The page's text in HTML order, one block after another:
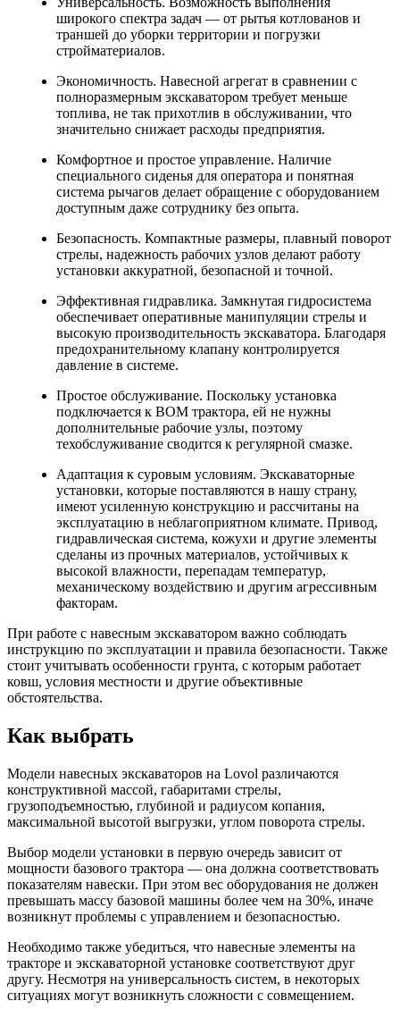
широкого спектра задач — от рытья котлованов и
траншей до уборки территории и погрузки
стройматериалов.
Экономичность. Навесной агрегат в сравнении с
полноразмерным экскаватором требует меньше
топлива, не так прихотлив в обслуживании, что
значительно снижает расходы предприятия.
Комфортное и простое управление. Наличие
специального сиденья для оператора и понятная
система рычагов делает обращение с оборудованием
доступным даже сотруднику без опыта.
Безопасность. Компактные размеры, плавный поворот
стрелы, надежность рабочих узлов делают работу
установки аккуратной, безопасной и точной.
Эффективная гидравлика. Замкнутая гидросистема
обеспечивает оперативные манипуляции стрелы и
высокую производительность экскаватора. Благодаря
предохранительному клапану контролируется
давление в системе.
Простое обслуживание. Поскольку установка
подключается к ВОМ трактора, ей не нужны
дополнительные рабочие узлы, поэтому
техобслуживание сводится к регулярной смазке.
Адаптация к суровым условиям. Экскаваторные
установки, которые поставляются в нашу страну,
имеют усиленную конструкцию и рассчитаны на
эксплуатацию в неблагоприятном климате. Привод,
гидравлическая система, кожухи и другие элементы
сделаны из прочных материалов, устойчивых к
высокой влажности, перепадам температур,
механическому воздействию и другим агрессивным
факторам.
При работе с навесным экскаватором важно соблюдать
инструкцию по эксплуатации и правила безопасности. Также
стоит учитывать особенности грунта, с которым работает
ковш, условия местности и другие объективные
обстоятельства.
Как выбрать
Модели навесных экскаваторов на Lovol различаются
конструктивной массой, габаритами стрелы,
грузоподъемностью, глубиной и радиусом копания,
максимальной высотой выгрузки, углом поворота стрелы.
Выбор модели установки в первую очередь зависит от
мощности базового трактора — она должна соответствовать
показателям навески. При этом вес оборудования не должен
превышать массу базовой машины более чем на 30%, иначе
возникнут проблемы с управлением и безопасностью.
Необходимо также убедиться, что навесные элементы на
тракторе и экскаваторной установке соответствуют друг
другу. Несмотря на универсальность систем, в некоторых
ситуациях могут возникнуть сложности с совмещением.